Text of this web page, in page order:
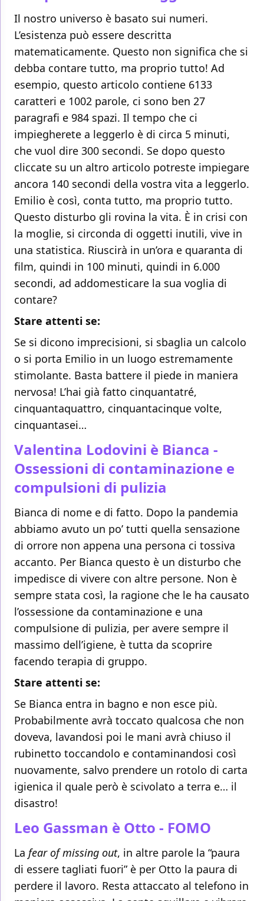
Il nostro universo è basato sui numeri.
L’esistenza può essere descritta
matematicamente. Questo non significa che si
debba contare tutto, ma proprio tutto! Ad
esempio, questo articolo contiene 6133
caratteri e 1002 parole, ci sono ben 27
paragrafi e 984 spazi. Il tempo che ci
impiegherete a leggerlo è di circa 5 minuti,
che vuol dire 300 secondi. Se dopo questo
cliccate su un altro articolo potreste impiegare
ancora 140 secondi della vostra vita a leggerlo.
Emilio è così, conta tutto, ma proprio tutto.
Questo disturbo gli rovina la vita. È in crisi con
la moglie, si circonda di oggetti inutili, vive in
una statistica. Riuscirà in un’ora e quaranta di
film, quindi in 100 minuti, quindi in 6.000
secondi, ad addomesticare la sua voglia di
contare?
Stare attenti se:
Se si dicono imprecisioni, si sbaglia un calcolo
o si porta Emilio in un luogo estremamente
stimolante. Basta battere il piede in maniera
nervosa! L’hai già fatto cinquantatré,
cinquantaquattro, cinquantacinque volte,
cinquantasei…
Valentina Lodovini è Bianca -
Ossessioni di contaminazione e
compulsioni di pulizia
Bianca di nome e di fatto. Dopo la pandemia
abbiamo avuto un po’ tutti quella sensazione
di orrore non appena una persona ci tossiva
accanto. Per Bianca questo è un disturbo che
impedisce di vivere con altre persone. Non è
sempre stata così, la ragione che le ha causato
l’ossessione da contaminazione e una
compulsione di pulizia, per avere sempre il
massimo dell’igiene, è tutta da scoprire
facendo terapia di gruppo.
Stare attenti se:
Se Bianca entra in bagno e non esce più.
Probabilmente avrà toccato qualcosa che non
doveva, lavandosi poi le mani avrà chiuso il
rubinetto toccandolo e contaminandosi così
nuovamente, salvo prendere un rotolo di carta
igienica il quale però è scivolato a terra e… il
disastro!
Leo Gassman è Otto - FOMO
La fear of missing out, in altre parole la “paura
di essere tagliati fuori” è per Otto la paura di
perdere il lavoro. Resta attaccato al telefono in